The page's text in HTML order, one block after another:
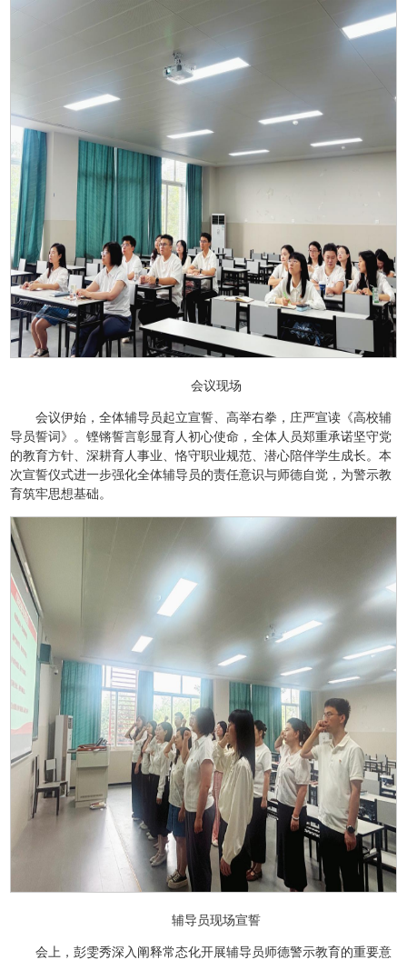
会议现场
会议伊始，全体辅导员起立宣誓、高举右拳，庄严宣读《高校辅
导员誓词》。铿锵誓言彰显育人初心使命，全体人员郑重承诺坚守党
的教育方针、深耕育人事业、恪守职业规范、潜心陪伴学生成长。本
次宣誓仪式进一步强化全体辅导员的责任意识与师德自觉，为警示教
育筑牢思想基础。
辅导员现场宣誓
会上，彭雯秀深入阐释常态化开展辅导员师德警示教育的重要意